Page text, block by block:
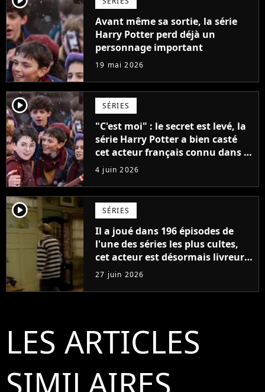
Avant même sa sortie, la série
Harry Potter perd déjà un
personnage important
19 mai 2026
player2 SÉRIES
"C'est moi" : le secret est levé, la
série Harry Potter a bien casté
cet acteur français connu dans le
monde entier
4 juin 2026
player2 SÉRIES
Il a joué dans 196 épisodes de
l'une des séries les plus cultes,
cet acteur est désormais livreur
chez Amazon : "Il faut faire ce
qu’il faut pour survivre"
27 juin 2026
LES ARTICLES